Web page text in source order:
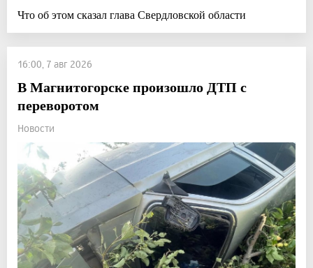
Что об этом сказал глава Свердловской области
16:00, 7 авг 2026
В Магнитогорске произошло ДТП с
переворотом
Новости